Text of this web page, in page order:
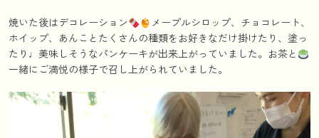
焼いた後はデコレーション
メープルシロップ、チョコレート、
ホイップ、あんことたくさんの種類をお好きなだけ掛けたり、塗っ
たり♩美味しそうなパンケーキが出来上がっていました。お茶と
一緒にご満悦の様子で召し上がられていました。